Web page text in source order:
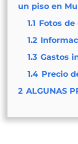
un piso en
1.1 Fotos de
1.2
1.3 Gastos
1.4 Precio
2 ALGUNAS